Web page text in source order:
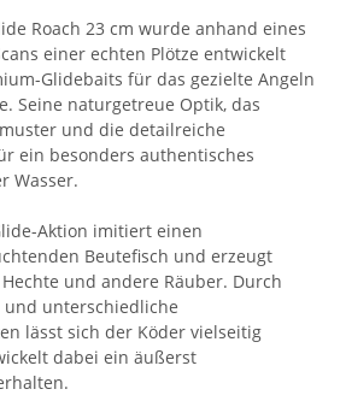
Roach 23 cm wurde anhand eines
einer echten Plötze entwickelt
Glidebaits für das gezielte Angeln
Seine naturgetreue Optik, das
und die detailreiche
ein besonders authentisches
Wasser.
Aktion imitiert einen
Beutefisch und erzeugt
und andere Räuber. Durch
und unterschiedliche
lässt sich der Köder vielseitig
dabei ein äußerst